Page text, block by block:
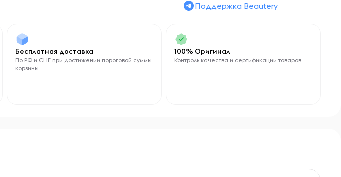
Поддержка Beautery
Бесплатная доставка
По РФ и СНГ при достижении пороговой суммы
корзины
100% Оригинал
Контроль качества и сертификации товаров